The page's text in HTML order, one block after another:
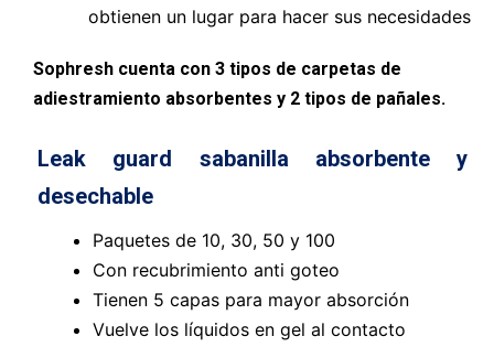
obtienen un lugar para hacer sus necesidades
Sophresh cuenta con 3 tipos de carpetas de
adiestramiento absorbentes y 2 tipos de pañales.
Leak guard sabanilla absorbente y
desechable
Paquetes de 10, 30, 50 y 100
Con recubrimiento anti goteo
Tienen 5 capas para mayor absorción
Vuelve los líquidos en gel al contacto